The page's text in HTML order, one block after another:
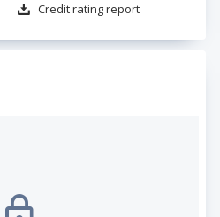
Credit rating report